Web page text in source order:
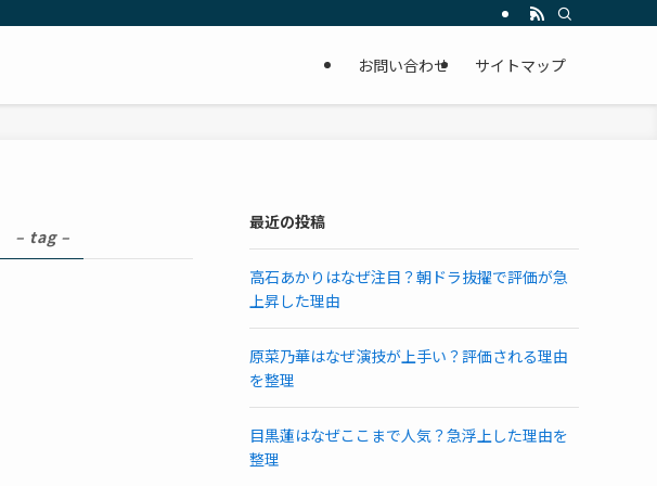
お問い合わせ サイトマップ
– tag –
最近の投稿
高石あかりはなぜ注目？朝ドラ抜擢で評価が急
上昇した理由
原菜乃華はなぜ演技が上手い？評価される理由
を整理
目黒蓮はなぜここまで人気？急浮上した理由を
整理